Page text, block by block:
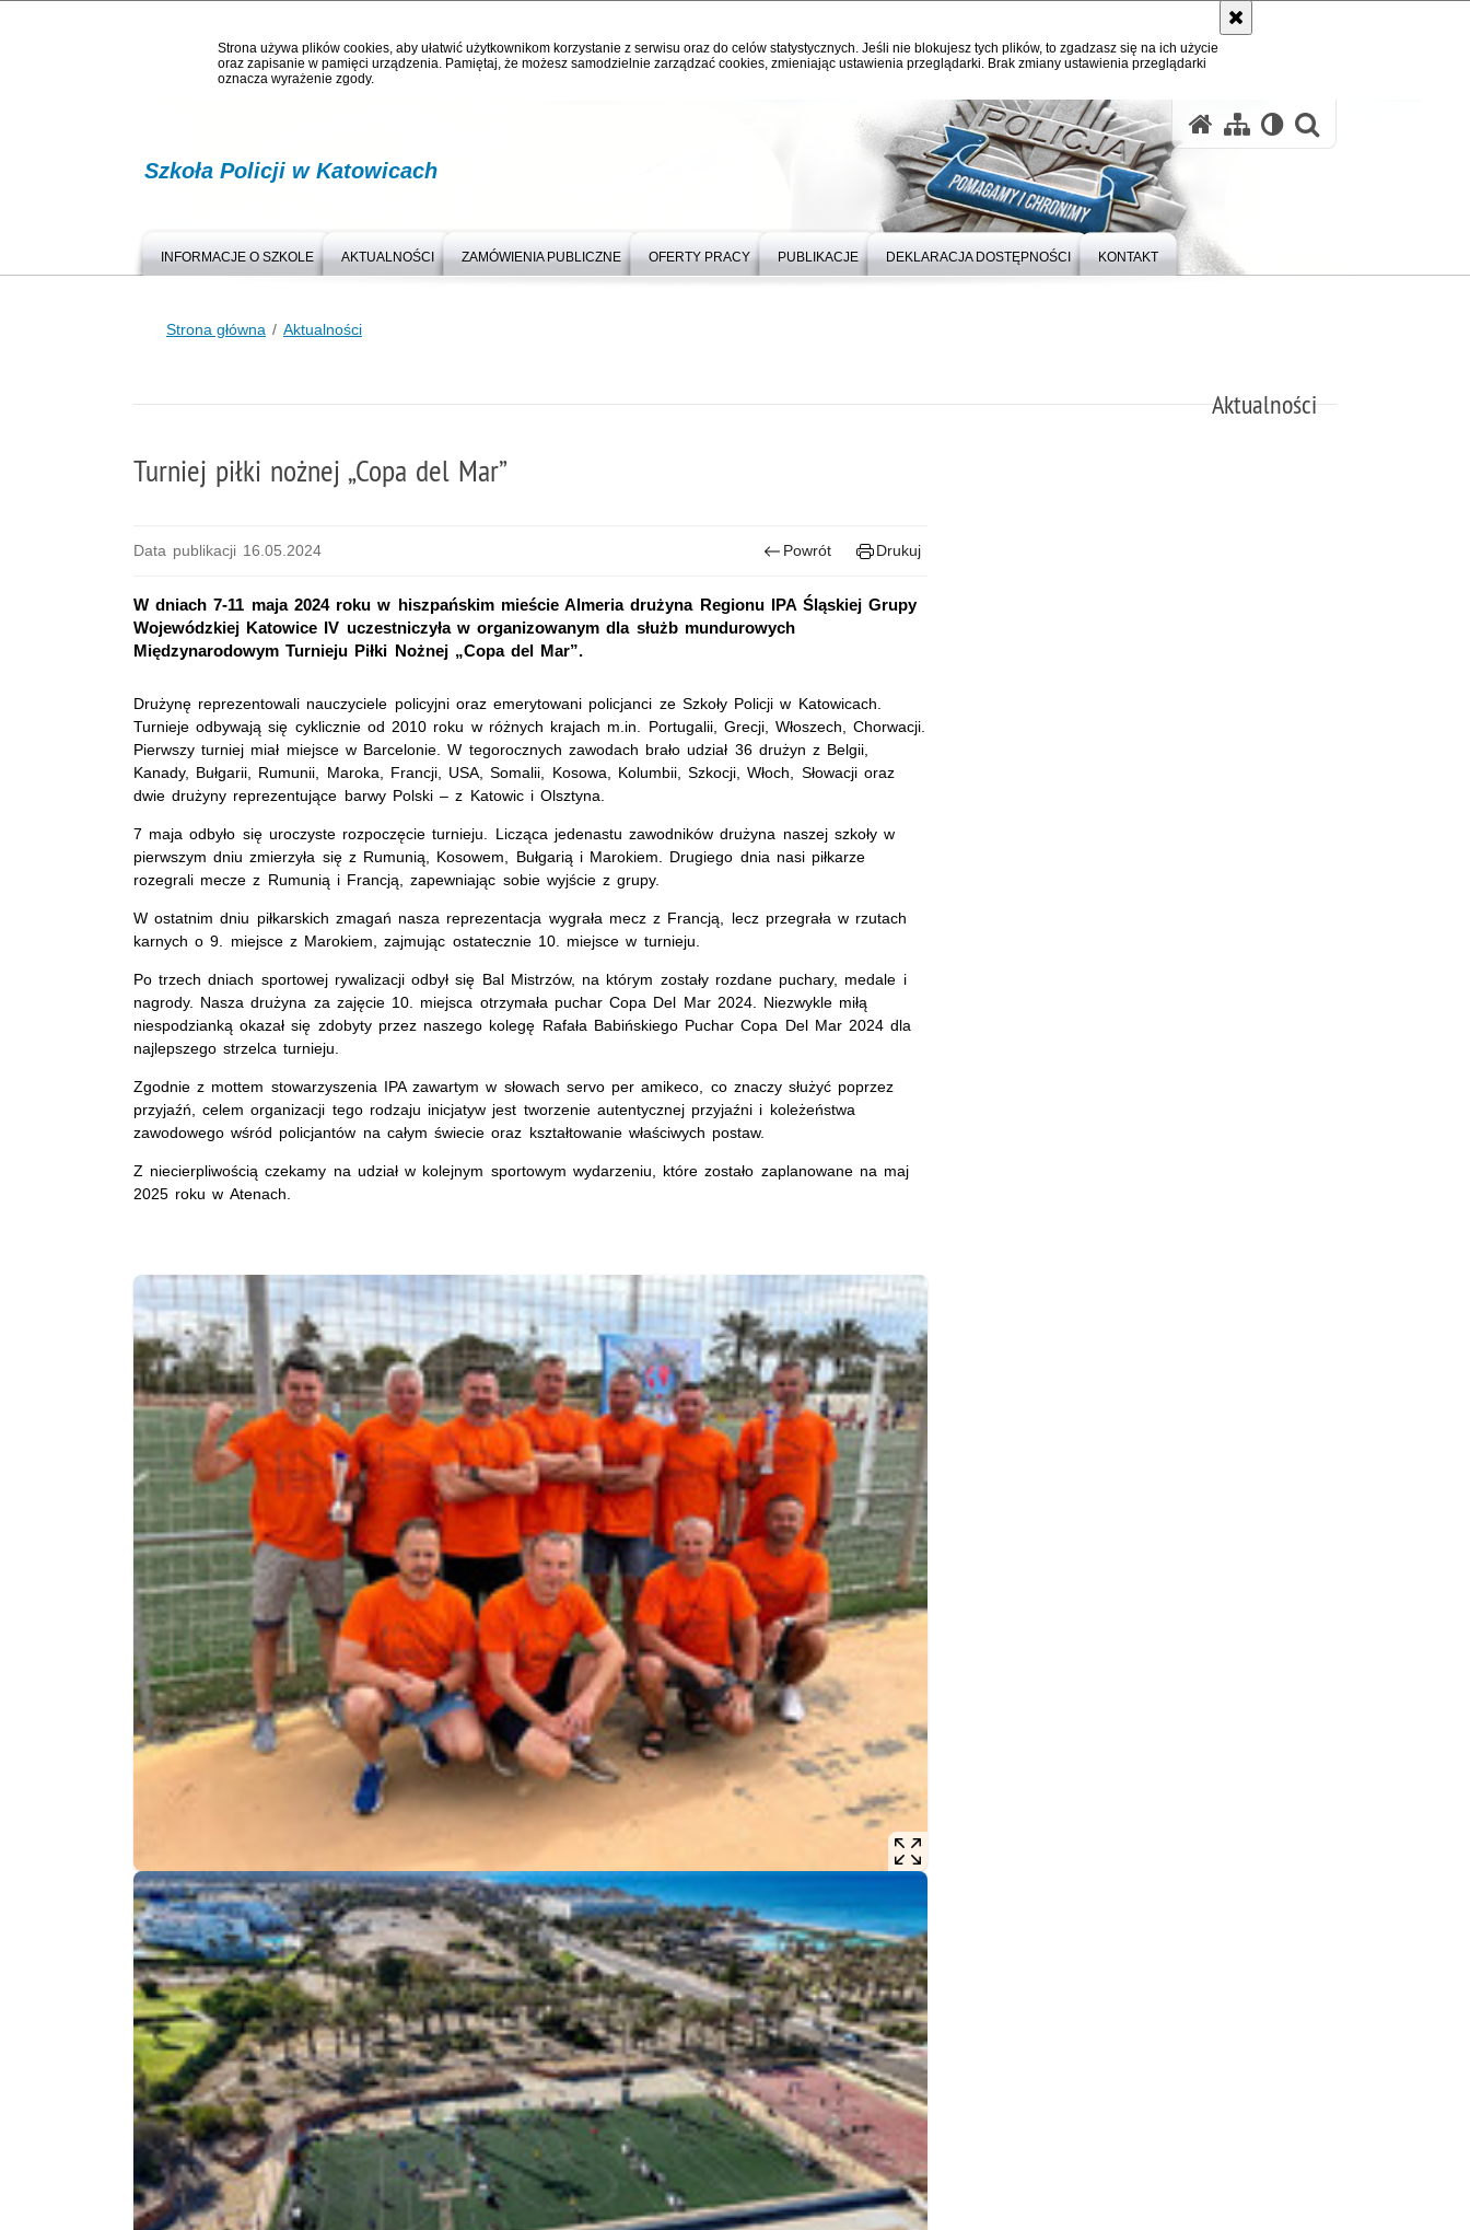
Strona używa plików cookies, aby ułatwić użytkownikom korzystanie z serwisu oraz do celów statystycznych. Jeśli nie blokujesz tych plików, to zgadzasz się na ich użycie
oraz zapisanie w pamięci urządzenia. Pamiętaj, że możesz samodzielnie zarządzać cookies, zmieniając ustawienia przeglądarki. Brak zmiany ustawienia przeglądarki
oznacza wyrażenie zgody.
Szkoła Policji w Katowicach
INFORMACJE O SZKOLE AKTUALNOŚCI ZAMÓWIENIA PUBLICZNE OFERTY PRACY PUBLIKACJE DEKLARACJA DOSTĘPNOŚCI KONTAKT
Strona główna Aktualności
Aktualności
Turniej piłki nożnej „Copa del Mar”
Data publikacji 16.05.2024 Powrót Drukuj
W dniach 7-11 maja 2024 roku w hiszpańskim mieście Almeria drużyna Regionu IPA Śląskiej Grupy
Wojewódzkiej Katowice IV uczestniczyła w organizowanym dla służb mundurowych
Międzynarodowym Turnieju Piłki Nożnej „Copa del Mar”.
Drużynę reprezentowali nauczyciele policyjni oraz emerytowani policjanci ze Szkoły Policji w Katowicach.
Turnieje odbywają się cyklicznie od 2010 roku w różnych krajach m.in. Portugalii, Grecji, Włoszech, Chorwacji.
Pierwszy turniej miał miejsce w Barcelonie. W tegorocznych zawodach brało udział 36 drużyn z Belgii,
Kanady, Bułgarii, Rumunii, Maroka, Francji, USA, Somalii, Kosowa, Kolumbii, Szkocji, Włoch, Słowacji oraz
dwie drużyny reprezentujące barwy Polski – z Katowic i Olsztyna.
7 maja odbyło się uroczyste rozpoczęcie turnieju. Licząca jedenastu zawodników drużyna naszej szkoły w
pierwszym dniu zmierzyła się z Rumunią, Kosowem, Bułgarią i Marokiem. Drugiego dnia nasi piłkarze
rozegrali mecze z Rumunią i Francją, zapewniając sobie wyjście z grupy.
W ostatnim dniu piłkarskich zmagań nasza reprezentacja wygrała mecz z Francją, lecz przegrała w rzutach
karnych o 9. miejsce z Marokiem, zajmując ostatecznie 10. miejsce w turnieju.
Po trzech dniach sportowej rywalizacji odbył się Bal Mistrzów, na którym zostały rozdane puchary, medale i
nagrody. Nasza drużyna za zajęcie 10. miejsca otrzymała puchar Copa Del Mar 2024. Niezwykle miłą
niespodzianką okazał się zdobyty przez naszego kolegę Rafała Babińskiego Puchar Copa Del Mar 2024 dla
najlepszego strzelca turnieju.
Zgodnie z mottem stowarzyszenia IPA zawartym w słowach servo per amikeco, co znaczy służyć poprzez
przyjaźń, celem organizacji tego rodzaju inicjatyw jest tworzenie autentycznej przyjaźni i koleżeństwa
zawodowego wśród policjantów na całym świecie oraz kształtowanie właściwych postaw.
Z niecierpliwością czekamy na udział w kolejnym sportowym wydarzeniu, które zostało zaplanowane na maj
2025 roku w Atenach.